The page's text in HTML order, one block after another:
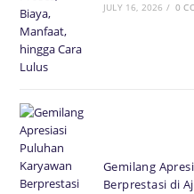
JULY 16, 2026 / 0
Gemilang
Berprestasi di